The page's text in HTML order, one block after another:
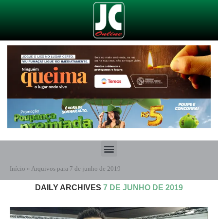
Início » Arquivos para 7 de junho de 2019
DAILY ARCHIVES 7 DE JUNHO DE 2019